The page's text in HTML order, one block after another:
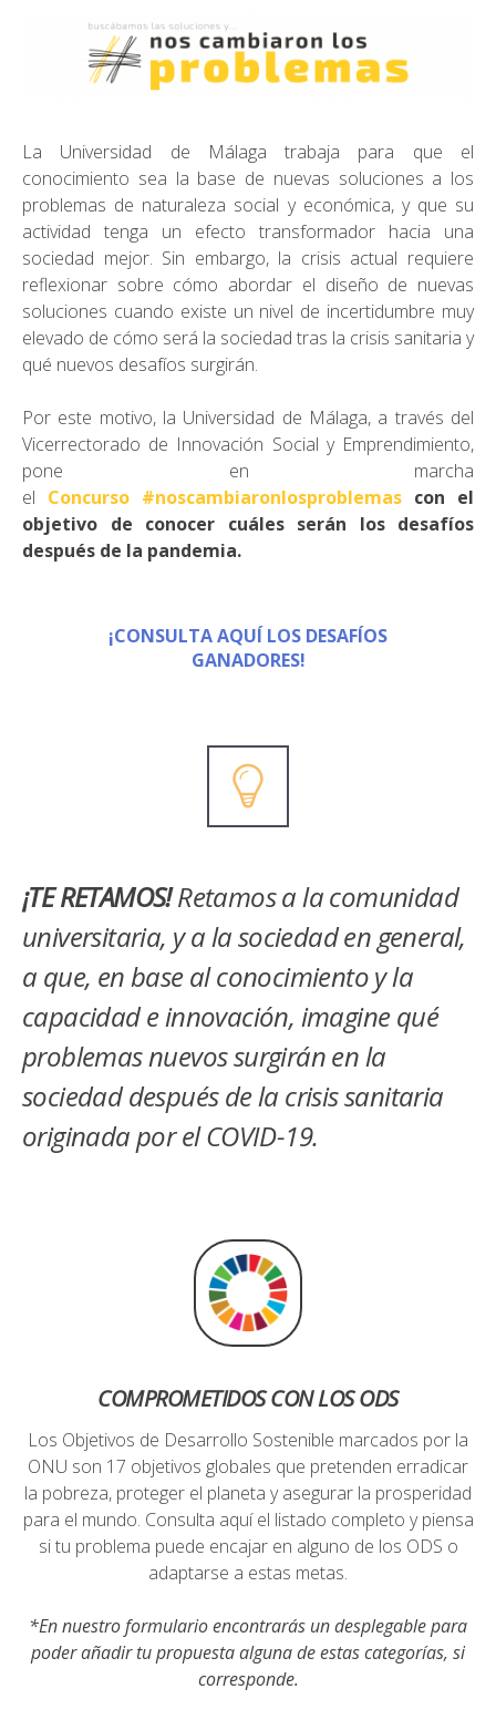
La Universidad de Málaga trabaja para que el
conocimiento sea la base de nuevas soluciones a los
problemas de naturaleza social y económica, y que su
actividad tenga un efecto transformador hacia una
sociedad mejor. Sin embargo, la crisis actual requiere
reflexionar sobre cómo abordar el diseño de nuevas
soluciones cuando existe un nivel de incertidumbre muy
elevado de cómo será la sociedad tras la crisis sanitaria y
qué nuevos desafíos surgirán.
Por este motivo, la Universidad de Málaga, a través del
Vicerrectorado de Innovación Social y Emprendimiento,
pone en marcha
el Concurso #noscambiaronlosproblemas con el
objetivo de conocer cuáles serán los desafíos
después de la pandemia.
¡CONSULTA AQUÍ LOS DESAFÍOS
GANADORES!
¡TE RETAMOS!Retamos a la comunidad
universitaria, y a la sociedad en general,
a que, en base al conocimiento y la
capacidad e innovación, imagine qué
problemas nuevos surgirán en la
sociedad después de la crisis sanitaria
originada por el COVID-19.
COMPROMETIDOS CON LOS ODS
Los Objetivos de Desarrollo Sostenible marcados por la
ONU son 17 objetivos globales que pretenden erradicar
la pobreza, proteger el planeta y asegurar la prosperidad
para el mundo. Consulta aquí el listado completo y piensa
si tu problema puede encajar en alguno de los ODS o
adaptarse a estas metas.
*En nuestro formulario encontrarás un desplegable para
poder añadir tu propuesta alguna de estas categorías, si
corresponde.